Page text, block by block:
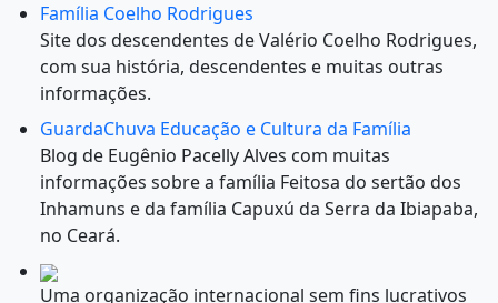
Família Coelho Rodrigues
Site dos descendentes de Valério Coelho Rodrigues,
com sua história, descendentes e muitas outras
informações.
GuardaChuva Educação e Cultura da Família
Blog de Eugênio Pacelly Alves com muitas
informações sobre a família Feitosa do sertão dos
Inhamuns e da família Capuxú da Serra da Ibiapaba,
no Ceará.
Uma organização internacional sem fins lucrativos